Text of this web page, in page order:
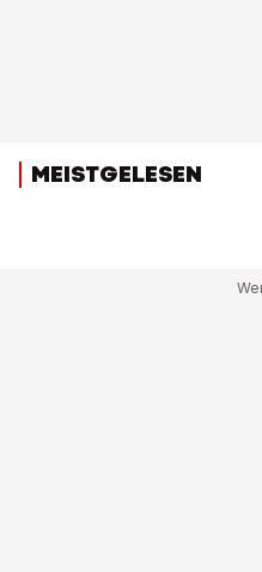
MEISTGELESEN